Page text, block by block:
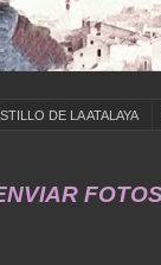
DE LA ATALAYA